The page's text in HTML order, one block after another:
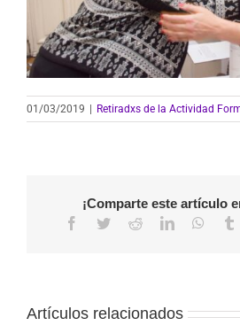
01/03/2019 Retiradxs de la Actividad
¡Comparte este artículo
Facebook
TwitterRedditLinkedIn
Artículos relacionados